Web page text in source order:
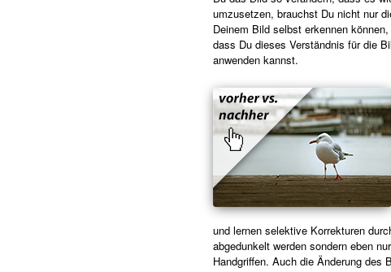
umzusetzen, brauchst Du nicht nur
Deinem Bild selbst erkennen
dass Du dieses Verständnis für die
anwenden kannst.
und lernen selektive Korrekturen
abgedunkelt werden sondern eben
Handgriffen. Auch die Änderung des